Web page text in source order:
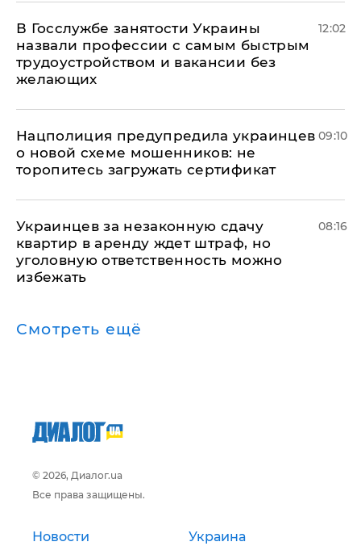
В Госслужбе занятости Украины
назвали профессии с самым быстрым
трудоустройством и вакансии без
желающих
12:02
Нацполиция предупредила украинцев
о новой схеме мошенников: не
торопитесь загружать сертификат
09:10
Украинцев за незаконную сдачу
квартир в аренду ждет штраф, но
уголовную ответственность можно
избежать
08:16
Смотреть ещё
© 2026, Диалог.ua
Все права защищены.
Новости Украина